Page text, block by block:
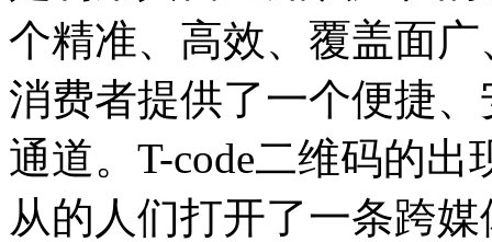
个精准、高效、覆盖面
消费者提供了一个便捷
通道。T-code二维码的
从的人们打开了一条跨